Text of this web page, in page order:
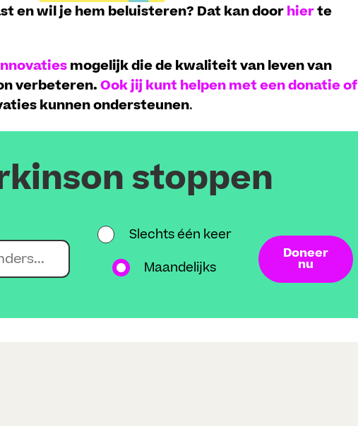
en wil je hem beluisteren? Dat kan doorhierte
mogelijk die de kwaliteit van leven van
verbeteren.Ook jij kunt helpen met een donatie of
kunnen ondersteunen.
stoppen
Slechts één keer
Maandelijks
Doneer
nu